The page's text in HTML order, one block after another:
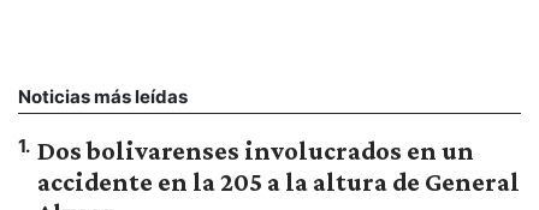
Noticias más leídas
1. Dos bolivarenses involucrados en un
accidente en la 205 a la altura de General